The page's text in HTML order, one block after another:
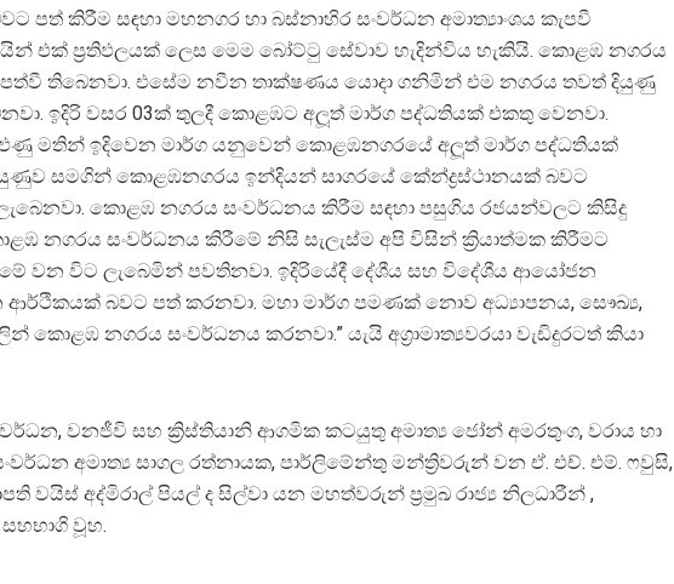
පත් කිරීම සඳහා මහනගර හා බස්නාහිර සංවර්ධන අමාත්‍යාංශය කැපවී
එක් ප්‍රතිඵලයක් ලෙස මෙම බෝට්ටු සේවාව හැදින්විය හැකියි. කොළඹ නගරය
පත්වී තිබෙනවා. එසේම නවීන තාක්ෂණය යොදා ගනිමින් එම නගරය තවත් දියුණු
ඉදිරි වසර 03ක් තුලදී කොළඹට අලූත් මාර්ග පද්ධතියක් එකතු වෙනවා.
මතින් ඉදිවෙන මාර්ග යනුවෙන් කොළඹනගරයේ අලූත් මාර්ග පද්ධතියක්
සමගින් කොළඹනගරය ඉන්දියන් සාගරයේ කේන්ද්‍රස්ථානයක් බවට
කොළඹ නගරය සංවර්ධනය කිරීම සඳහා පසුගිය රජයන්වලට කිසිදු
නගරය සංවර්ධනය කිරීමේ නිසි සැලැස්ම අපි විසින් ක්‍රියාත්මක කිරීමට
වන විට ලැබෙමින් පවතිනවා. ඉදිරියේදී දේශීය සහ විදේශීය ආයෝජන
ආර්ථිකයක් බවට පත් කරනවා. මහා මාර්ග පමණක් නොව අධ්‍යාපනය, සෞඛ්‍ය,
කොළඹ නගරය සංවර්ධනය කරනවා.” යැයි අග්‍රාමාත්‍යවරයා වැඩිදුරටත් කියා
වනජීවි සහ ක්‍රිස්තියානි ආගමික කටයුතු අමාත්‍ය ජෝන් අමරතුංග, වරාය හා
අමාත්‍ය සාගල රත්නායක, පාර්ලිමේන්තු මන්ත්‍රිවරුන් වන ඒ. එච්. එම්. ෆවුසි,
වයිස් අද්මිරාල් පියල් ද සිල්වා යන මහත්වරුන් ප්‍රමුඛ රාජ්‍ය නිලධාරීන් ,
වූහ.